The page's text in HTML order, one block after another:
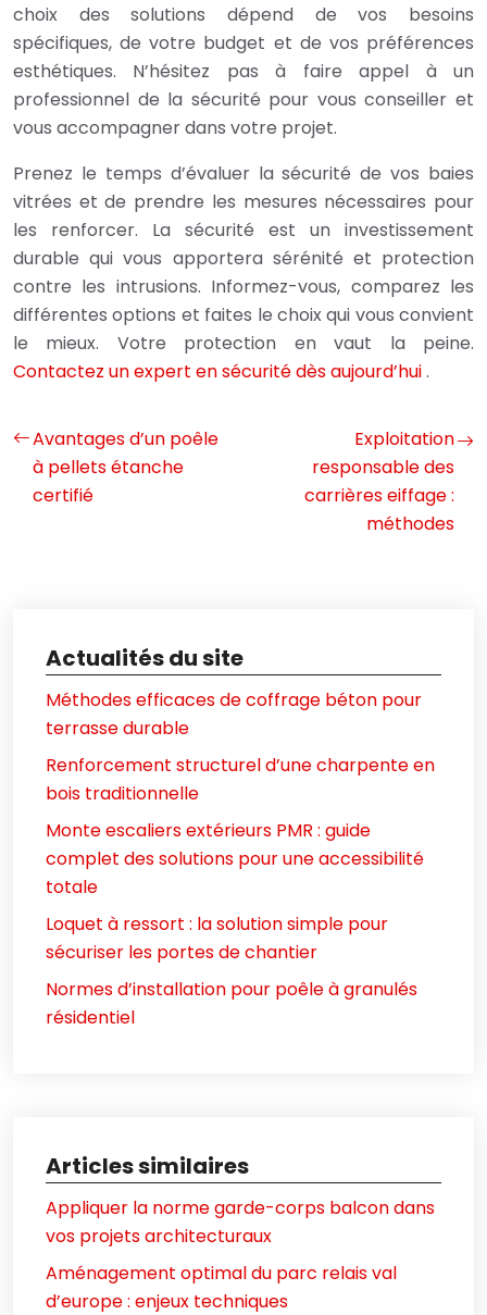
choix des solutions dépend de vos besoins
spécifiques, de votre budget et de vos préférences
esthétiques. N’hésitez pas à faire appel à un
professionnel de la sécurité pour vous conseiller et
vous accompagner dans votre projet.
Prenez le temps d’évaluer la sécurité de vos baies
vitrées et de prendre les mesures nécessaires pour
les renforcer. La sécurité est un investissement
durable qui vous apportera sérénité et protection
contre les intrusions. Informez-vous, comparez les
différentes options et faites le choix qui vous convient
le mieux. Votre protection en vaut la peine.
Contactez un expert en sécurité dès aujourd’hui.
Avantages d’un poêle
à pellets étanche
certifié
Exploitation
responsable des
carrières eiffage :
méthodes
Actualités du site
Méthodes efficaces de coffrage béton pour
terrasse durable
Renforcement structurel d’une charpente en
bois traditionnelle
Monte escaliers extérieurs PMR : guide
complet des solutions pour une accessibilité
totale
Loquet à ressort : la solution simple pour
sécuriser les portes de chantier
Normes d’installation pour poêle à granulés
résidentiel
Articles similaires
Appliquer la norme garde-corps balcon dans
vos projets architecturaux
Aménagement optimal du parc relais val
d’europe : enjeux techniques